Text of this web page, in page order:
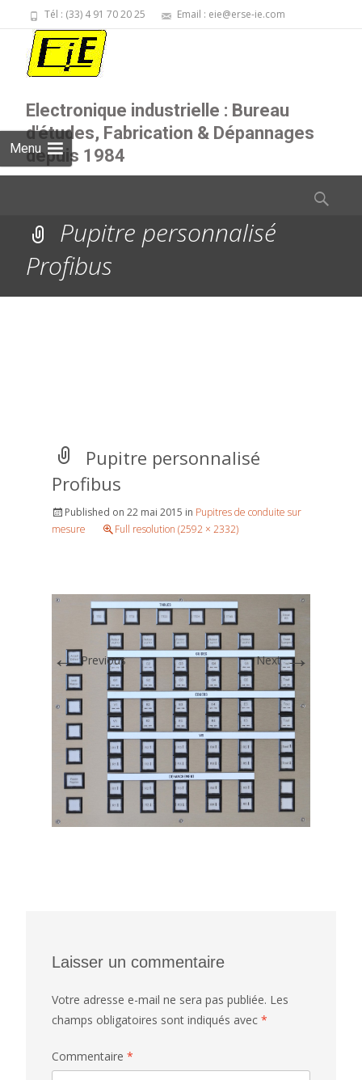
Tél : (33) 4 91 70 20 25 Email : eie@erse-ie.com
Electronique industrielle : Bureau
d'études, Fabrication & Dépannages
depuis 1984
Menu
content
Pupitre personnalisé
Profibus
Pupitre personnalisé
Profibus
Published on 22 mai 2015 in Pupitres de conduite sur
mesure
Full resolution (2592 × 2332)
←Previous Next→
Laisser un commentaire
Votre adresse e-mail ne sera pas publiée. Les
champs obligatoires sont indiqués avec *
Commentaire *